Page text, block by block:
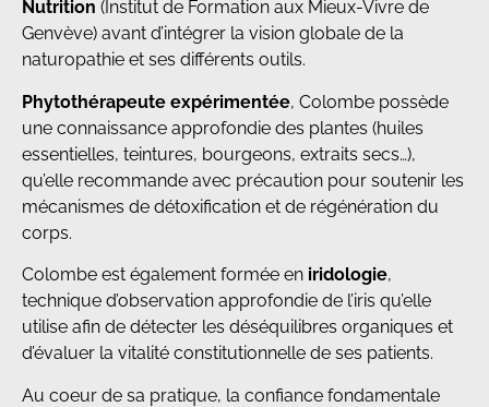
Nutrition (Institut de Formation aux Mieux-Vivre de
Genvève) avant d’intégrer la vision globale de la
naturopathie et ses différents outils.
Phytothérapeute expérimentée, Colombe possède
une connaissance approfondie des plantes (huiles
essentielles, teintures, bourgeons, extraits secs…),
qu’elle recommande avec précaution pour soutenir les
mécanismes de détoxification et de régénération du
corps.
Colombe est également formée en iridologie,
technique d’observation approfondie de l’iris qu’elle
utilise afin de détecter les déséquilibres organiques et
d’évaluer la vitalité constitutionnelle de ses patients.
Au coeur de sa pratique, la confiance fondamentale